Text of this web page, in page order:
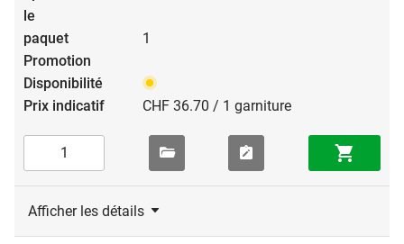
1
CHF 36.70 / 1 garniture
Afficher les détails